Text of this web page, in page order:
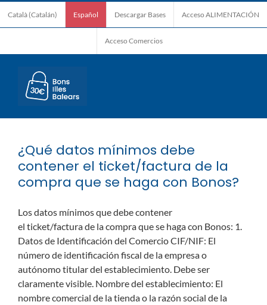
Català(Catalán) Español Descargar Bases Acceso ALIMENTACIÓN
Acceso Comercios
¿Qué datos mínimos debe
contener el ticket/factura de la
compra que se haga con Bonos?
Los datos mínimos que debe contener
el ticket/factura de la compra que se haga con Bonos: 1.
Datos de Identificación del Comercio CIF/NIF: El
número de identificación fiscal de la empresa o
autónomo titular del establecimiento. Debe ser
claramente visible. Nombre del establecimiento: El
nombre comercial de la tienda o la razón social de la